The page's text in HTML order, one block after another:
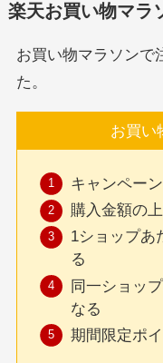
楽天お買い物マラ
お買い物マラソンで
た。
お買い
キャンペー
購入金額の
1ショップあ
る
同一ショッ
なる
期間限定ポ